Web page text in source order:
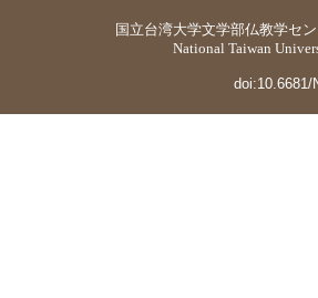
国立台湾大学文学部仏教学セ
National Taiwan
doi:10.6681/